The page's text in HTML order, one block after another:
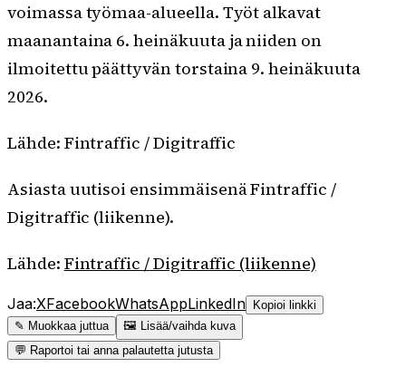
voimassa työmaa-alueella. Työt alkavat
maanantaina 6. heinäkuuta ja niiden on
ilmoitettu päättyvän torstaina 9. heinäkuuta
2026.
Lähde: Fintraffic / Digitraffic
Asiasta uutisoi ensimmäisenä Fintraffic /
Digitraffic (liikenne).
Lähde: Fintraffic / Digitraffic (liikenne)
Jaa:XFacebookWhatsAppLinkedIn
Kopioi linkki
✎ Muokkaa juttua
🖼 Lisää/vaihda kuva
💬 Raportoi tai anna palautetta jutusta